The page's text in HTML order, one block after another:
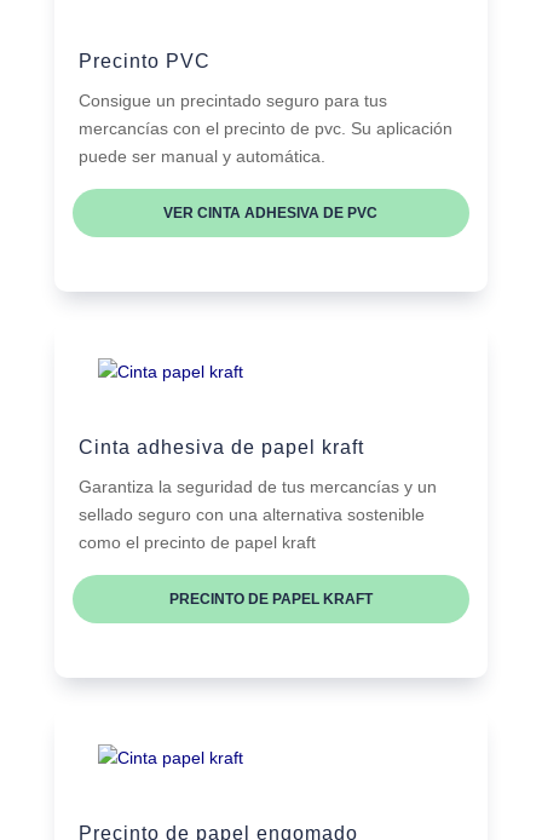
Precinto PVC
Consigue un precintado seguro para tus
mercancías con el precinto de pvc. Su aplicación
puede ser manual y automática.
VER CINTA ADHESIVA DE PVC
Cinta adhesiva de papel kraft
Garantiza la seguridad de tus mercancías y un
sellado seguro con una alternativa sostenible
como el precinto de papel kraft
PRECINTO DE PAPEL KRAFT
Precinto de papel engomado